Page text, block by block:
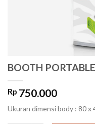
BOOTH
Rp 750.000
Ukuran dimensi body : 80 x